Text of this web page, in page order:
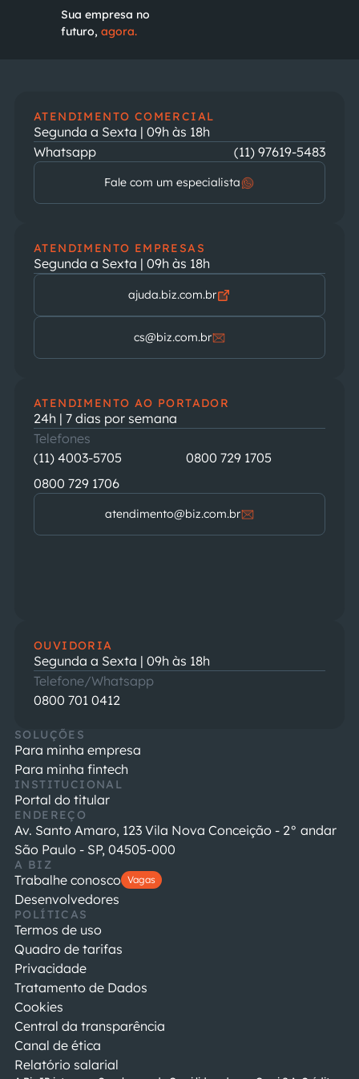
Sua empresa no
futuro, agora.
SOLUÇÕES
Para minha empresa
Para minha fintech
INSTITUCIONAL
Portal do titular
ENDEREÇO
Av. Santo Amaro, 123 Vila Nova Conceição - 2° andar
São Paulo - SP, 04505-000
A BIZ
Trabalhe conosco Vagas
Desenvolvedores
POLÍTICAS
Termos de uso
Quadro de tarifas
Privacidade
Tratamento de Dados
Cookies
Central da transparência
Canal de ética
Relatório salarial
ATENDIMENTO COMERCIAL
Segunda a Sexta | 09h às 18h
Whatsapp
(11) 97619-5483
Fale com um especialista
ATENDIMENTO EMPRESAS
Segunda a Sexta | 09h às 18h
ajuda.biz.com.br
cs@biz.com.br
ATENDIMENTO AO PORTADOR
24h | 7 dias por semana
Telefones
(11) 4003-5705
0800 729 1705
0800 729 1706
atendimento@biz.com.br
OUVIDORIA
Segunda a Sexta | 09h às 18h
Telefone/Whatsapp
0800 701 0412